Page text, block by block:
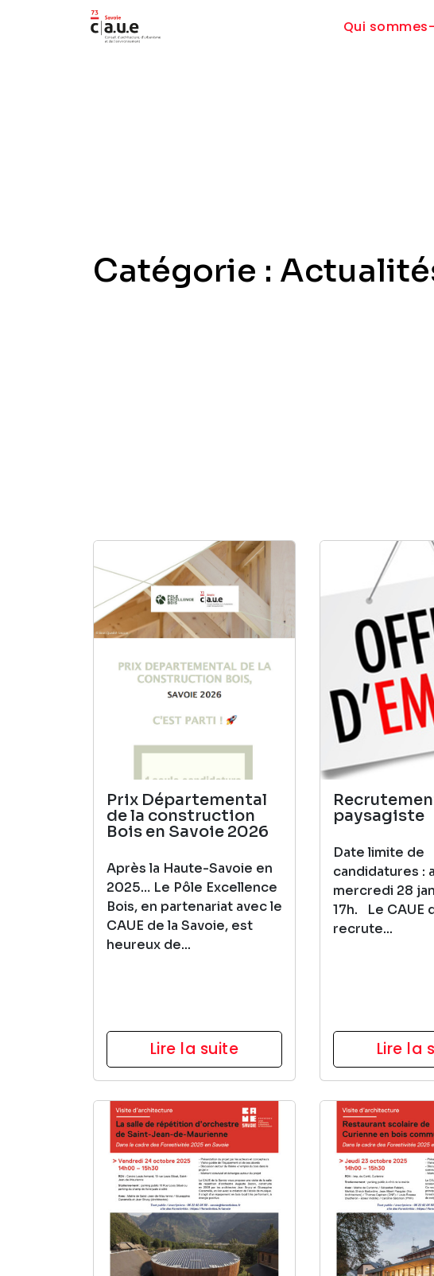
Qui
Catégorie :
Prix Départemental
de la construction
Bois en Savoie 2026
Après la Haute-Savoie en
2025… Le Pôle Excellence
Bois, en partenariat avec le
CAUE de la Savoie, est
heureux de...
Lire la suite
paysagiste
Date limite de
candidatures :
mercredi 28
17h. Le CAUE
recrute...
Lire la